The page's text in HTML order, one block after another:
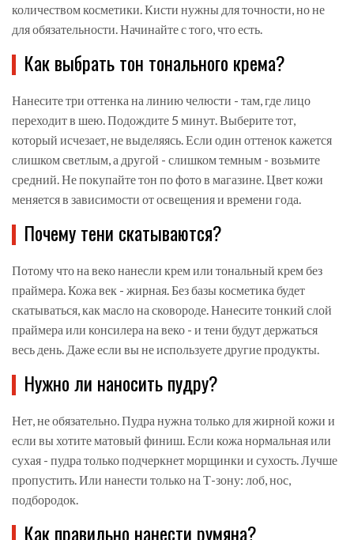
количеством косметики. Кисти нужны для точности, но не
для обязательности. Начинайте с того, что есть.
Как выбрать тон тонального крема?
Нанесите три оттенка на линию челюсти - там, где лицо
переходит в шею. Подождите 5 минут. Выберите тот,
который исчезает, не выделяясь. Если один оттенок кажется
слишком светлым, а другой - слишком темным - возьмите
средний. Не покупайте тон по фото в магазине. Цвет кожи
меняется в зависимости от освещения и времени года.
Почему тени скатываются?
Потому что на веко нанесли крем или тональный крем без
праймера. Кожа век - жирная. Без базы косметика будет
скатываться, как масло на сковороде. Нанесите тонкий слой
праймера или консилера на веко - и тени будут держаться
весь день. Даже если вы не используете другие продукты.
Нужно ли наносить пудру?
Нет, не обязательно. Пудра нужна только для жирной кожи и
если вы хотите матовый финиш. Если кожа нормальная или
сухая - пудра только подчеркнет морщинки и сухость. Лучше
пропустить. Или нанести только на Т-зону: лоб, нос,
подбородок.
Как правильно нанести румяна?